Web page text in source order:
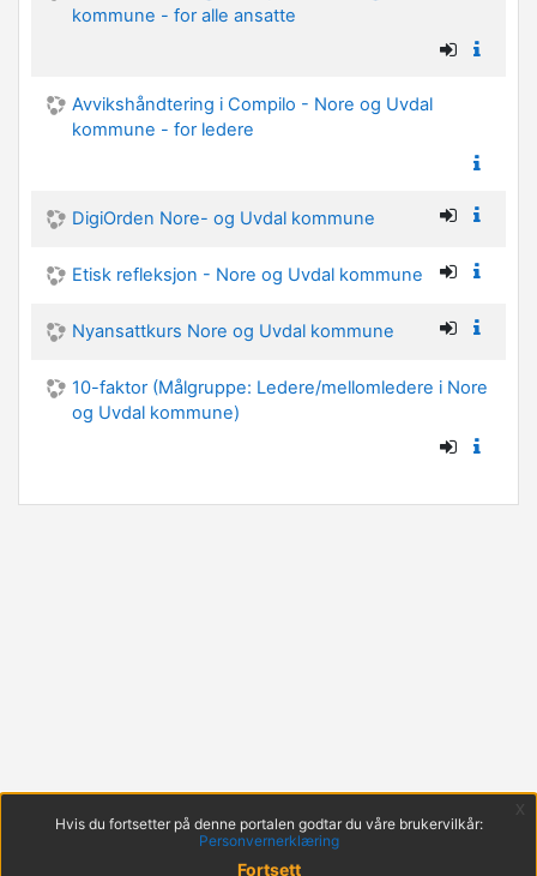
kommune - for alle ansatte
Avvikshåndtering i Compilo - Nore og Uvdal
kommune - for ledere
DigiOrden Nore- og Uvdal kommune
Etisk refleksjon - Nore og Uvdal kommune
Nyansattkurs Nore og Uvdal kommune
10-faktor (Målgruppe: Ledere/mellomledere i Nore
og Uvdal kommune)
Hvis du fortsetter på denne portalen godtar du våre brukervilkår:
Personvernerklæring
Fortsett
x